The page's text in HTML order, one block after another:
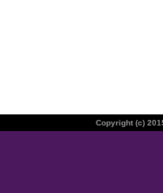
Copyright (c)